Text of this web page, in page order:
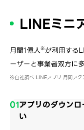
LINEミニ
月間1億人※が利用する
ーザーと事業者双方に
自社調べ LINEアプリ 月間ア
01アプリのダウン
い